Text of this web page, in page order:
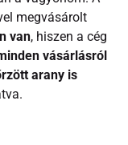
megvásárolt
van, hiszen a cég
vásárlásról
arany is